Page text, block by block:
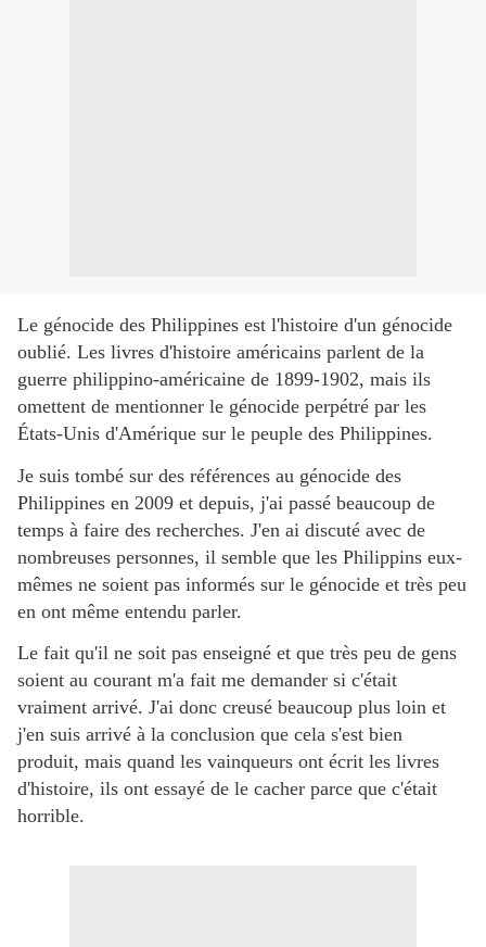
Le génocide des Philippines est l'histoire d'un génocide
oublié. Les livres d'histoire américains parlent de la
guerre philippino-américaine de 1899-1902, mais ils
omettent de mentionner le génocide perpétré par les
États-Unis d'Amérique sur le peuple des Philippines.
Je suis tombé sur des références au génocide des
Philippines en 2009 et depuis, j'ai passé beaucoup de
temps à faire des recherches. J'en ai discuté avec de
nombreuses personnes, il semble que les Philippins eux-
mêmes ne soient pas informés sur le génocide et très peu
en ont même entendu parler.
Le fait qu'il ne soit pas enseigné et que très peu de gens
soient au courant m'a fait me demander si c'était
vraiment arrivé. J'ai donc creusé beaucoup plus loin et
j'en suis arrivé à la conclusion que cela s'est bien
produit, mais quand les vainqueurs ont écrit les livres
d'histoire, ils ont essayé de le cacher parce que c'était
horrible.